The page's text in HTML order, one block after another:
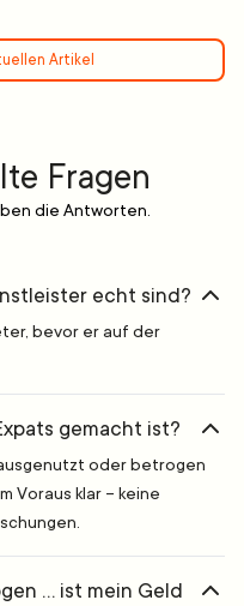
Artikel
Fragen
die Antworten.
echt sind?
bevor er auf der
gemacht ist?
oder betrogen
Voraus klar – keine
… ist mein Geld